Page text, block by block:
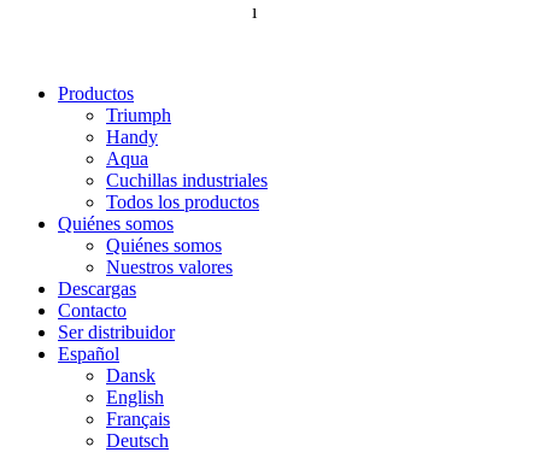
ı
Productos
Triumph
Handy
Aqua
Cuchillas industriales
Todos los productos
Quiénes somos
Quiénes somos
Nuestros valores
Descargas
Contacto
Ser distribuidor
Español
Dansk
English
Français
Deutsch